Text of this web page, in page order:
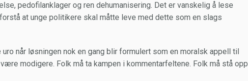
pedofilanklager og ren dehumanisering. Det er vanskelig å lese
at unge politikere skal måtte leve med dette som en slags
når løsningen nok en gang blir formulert som en moralsk appell til
modigere. Folk må ta kampen i kommentarfeltene. Folk må stå opp